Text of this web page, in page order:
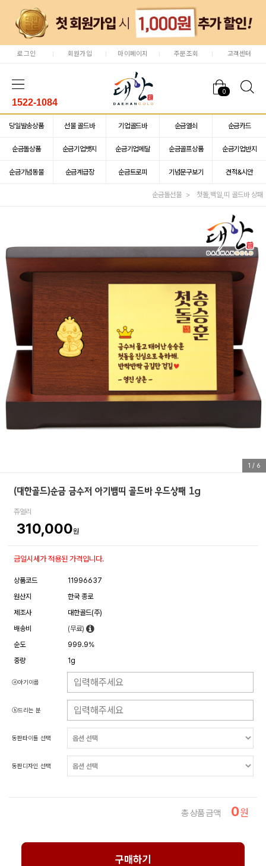
로그인 회원가입 마이페이지 주문조회 고객센터
0
1522-1084
당일발송상품 선물 골드바 기업골드바 순금열쇠 순금카드
순금돌상품 순금기업뱃지 순금기업메달 순금골프상품 순금기업반지
순금기념동물 순금계급장 순금트로피 기념문구보기 견적&시안
순금돌선물 첫돌,백일,띠 골드바 상패
1 / 6
(대한골드)순금 금수저 아기뱀띠 골드바 우드상패 1g
쥬얼리
310,000원
금일시세가 적용된 가격입니다.
상품코드
11996637
원산지
한국 종로
제조사
대한골드(주)
배송비
(무료)
순도
999.9%
중량
1g
ⓐ아기이름
ⓑ드리는 분
동판타이틀 선택
동판디자인 선택
총 상품 금액 0원
구매하기